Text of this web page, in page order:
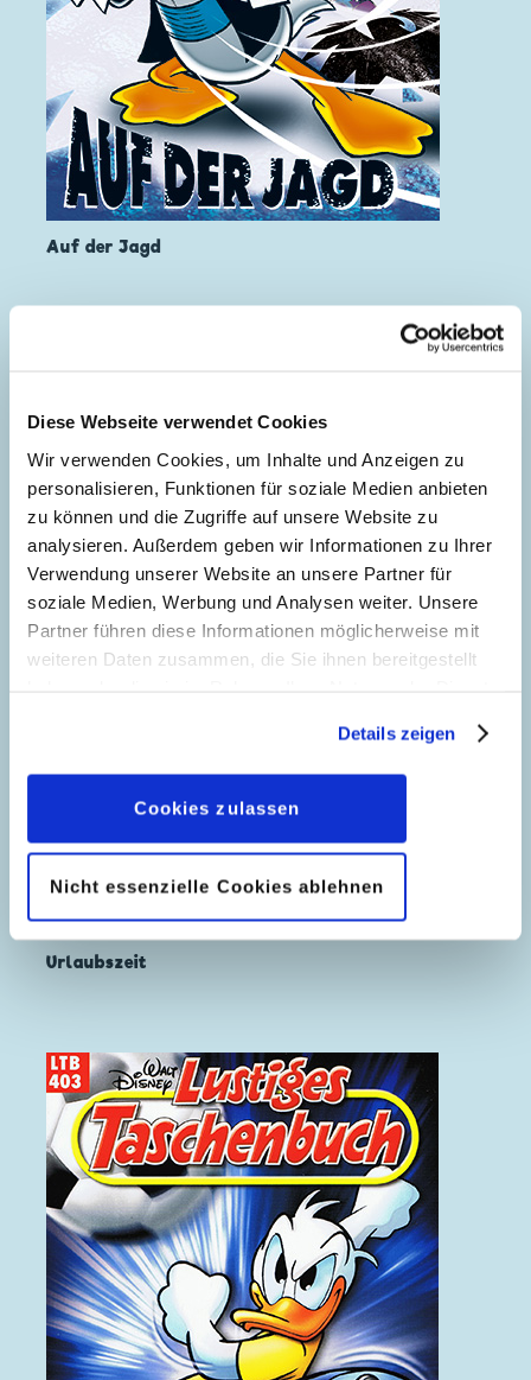
Diese Webseite verwendet Cookies
Wir verwenden Cookies, um Inhalte und Anzeigen zu
personalisieren, Funktionen für soziale Medien anbieten
zu können und die Zugriffe auf unsere Website zu
analysieren. Außerdem geben wir Informationen zu Ihrer
Verwendung unserer Website an unsere Partner für
soziale Medien, Werbung und Analysen weiter. Unsere
Partner führen diese Informationen möglicherweise mit
weiteren Daten zusammen, die Sie ihnen bereitgestellt
geben, können Sie diese jederzeit in der
Datenschutzerklärungwieder widerrufen.
Details zeigen
Cookies zulassen
Nicht essenzielle Cookies ablehnen
Auf der Jagd
Urlaubszeit